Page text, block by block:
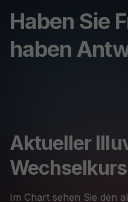
Haben Sie
haben
Aktueller
Wechselkurs
Im Chart sehen Sie den